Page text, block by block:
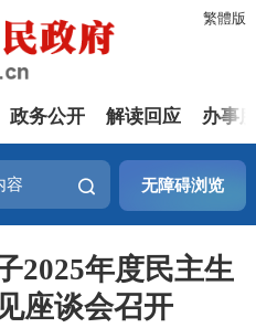
繁體版
政务公开 解读回应 办事
无障碍浏览
2025年度民主生
座谈会召开